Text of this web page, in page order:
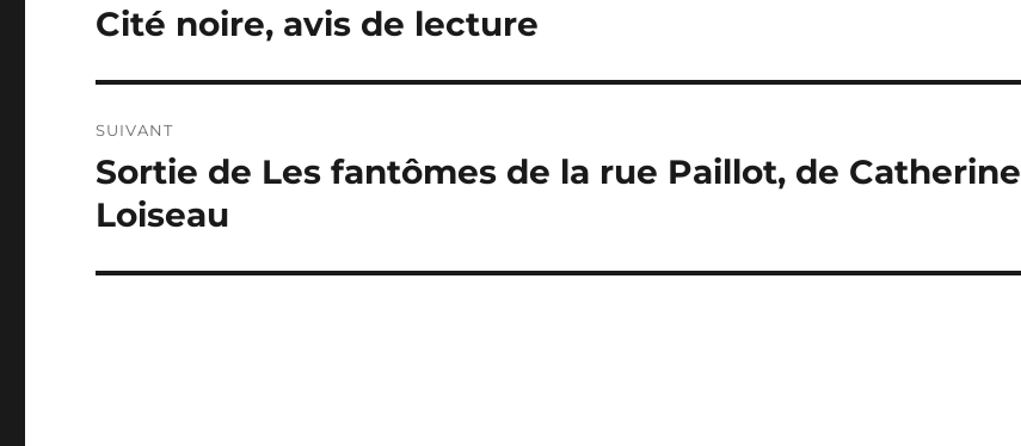
de
Publication
Cité noire, avis de lecture
SUIVANT
Publication
suivante :
Sortie de Les fantômes de la rue Paillot, de Catherine
Loiseau